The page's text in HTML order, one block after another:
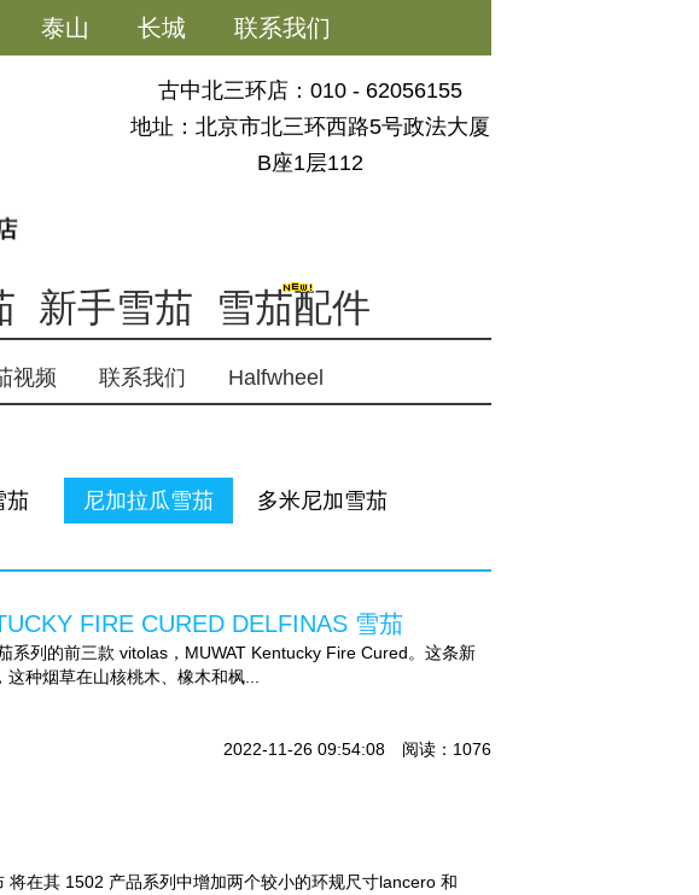
泰山 长城 联系我们
古中北三环店：010 - 62056155
地址：北京市北三环西路5号政法大厦
B座1层112
新手雪茄 雪茄配件
视频 联系我们 Halfwheel
茄 尼加拉瓜雪茄
多米尼加雪茄
FIRE CURED DELFINAS 雪茄
系列的前三款 vitolas，MUWAT Kentucky Fire Cured。这条新
种烟草在山核桃木、橡木和枫...
2022-11-26 09:54:08 阅读：1076
在其 1502 产品系列中增加两个较小的环规尺寸lancero 和